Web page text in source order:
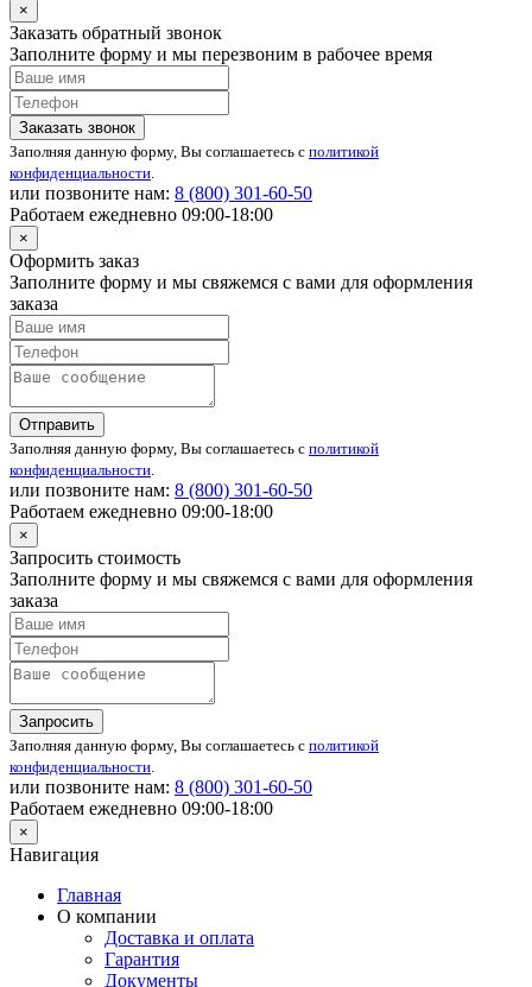
×
Заказать обратный звонок
Заполните форму и мы перезвоним в рабочее время
Заказать звонок
Заполняя данную форму, Вы соглашаетесь с политикой
конфиденциальности.
или позвоните нам: 8 (800) 301-60-50
Работаем ежедневно 09:00-18:00
×
Оформить заказ
Заполните форму и мы свяжемся с вами для оформления
заказа
Отправить
Заполняя данную форму, Вы соглашаетесь с политикой
конфиденциальности.
или позвоните нам: 8 (800) 301-60-50
Работаем ежедневно 09:00-18:00
×
Запросить стоимость
Заполните форму и мы свяжемся с вами для оформления
заказа
Запросить
Заполняя данную форму, Вы соглашаетесь с политикой
конфиденциальности.
или позвоните нам: 8 (800) 301-60-50
Работаем ежедневно 09:00-18:00
×
Навигация
Главная
О компании
Доставка и оплата
Гарантия
Документы